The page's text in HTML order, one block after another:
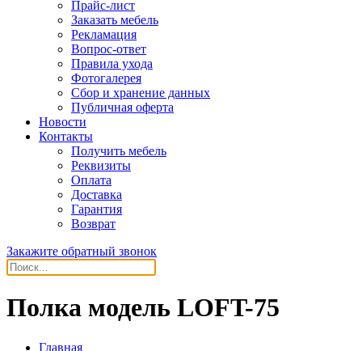
Прайс-лист
Заказать мебель
Рекламация
Вопрос-ответ
Правила ухода
Фотогалерея
Сбор и хранение данных
Публичная оферта
Новости
Контакты
Получить мебель
Реквизиты
Оплата
Доставка
Гарантия
Возврат
Закажите обратный звонок
Полка модель LOFT-75
Главная